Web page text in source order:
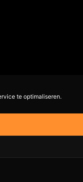
te optimaliseren.